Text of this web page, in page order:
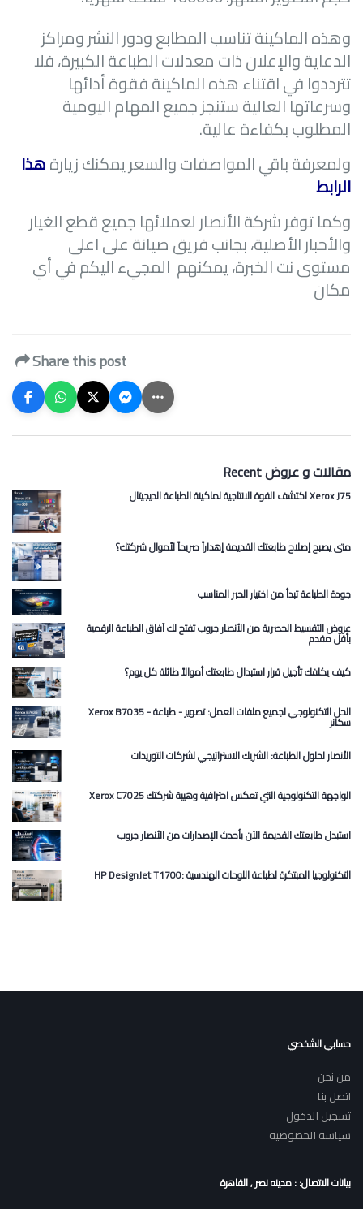
وهذه الماكينة تناسب المطابع ودور النشر ومراكز
الدعاية والإعلان ذات معدلات الطباعة الكبيرة، فلا
تترددوا في اقتناء هذه الماكينة فقوة أدائها
وسرعاتها العالية ستنجز جميع المهام اليومية
المطلوب بكفاءة عالية.
ولمعرفة باقي المواصفات والسعر يمكنك زيارةهذا
الرابط
وكما توفر شركة الأنصار لعملائها جميع قطع الغيار
والأحبار الأصلية، بجانب فريق صيانة على اعلى
مستوى نت الخبرة، يمكنهم المجيء اليكم في أي
مكان
Share this post
Recent مقالات و عروض
اكتشف القوة الانتاجية لماكينة الطباعة الديجيتال Xerox J75
متى يصبح إصلاح طابعتك القديمة إهداراً صريحاً لأموال شركتك؟
جودة الطباعة تبدأ من اختيار الحبر المناسب
عروض التقسيط الحصرية من الأنصار جروب تفتح لك آفاق الطباعة الرقمية
بأقل مقدم
كيف يكلفك تأجيل قرار استبدال طابعتك أموالاً طائلة كل يوم؟
Xerox B7035 الحل التكنولوجي لجميع ملفات العمل: تصوير - طباعة -
سكانر
الأنصار لحلول الطباعة: الشريك الاستراتيجي لشركات التوريدات
Xerox C7025 الواجهة التكنولوجية التي تعكس احترافية وهيبة شركتك
استبدل طابعتك القديمة الآن بأحدث الإصدارات من الأنصار جروب
HP DesignJet T1700: التكنولوجيا المبتكرة لطباعة اللوحات الهندسية
حسابي الشخصي
من نحن
اتصل بنا
تسجيل الدخول
سياسه الخصوصيه
بيانات الاتصال: : مدينه نصر , القاهرة